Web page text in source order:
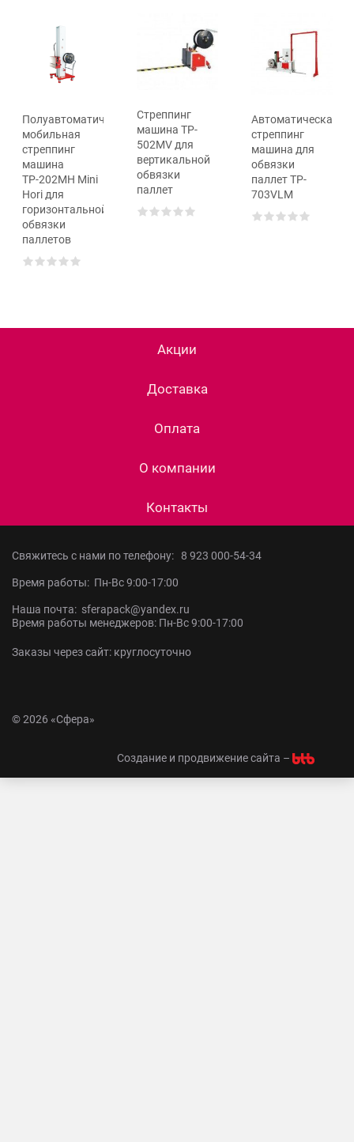
Полуавтоматическая
мобильная
стреппинг
машина
ТР-202MH Mini
Hori для
горизонтальной
обвязки
паллетов
Cтреппинг
машина TP-
502MV для
вертикальной
обвязки
паллет
Автоматическая
cтреппинг
машина для
обвязки
паллет TP-
703VLM
Акции
Доставка
Оплата
О компании
Контакты
Свяжитесь с нами по телефону: 8 923 000-54-34
Время работы: Пн-Вс 9:00-17:00
Наша почта: sferapack@yandex.ru
Время работы менеджеров: Пн-Вс 9:00-17:00
Заказы через сайт: круглосуточно
© 2026 «Сфера»
Создание и продвижение сайта –